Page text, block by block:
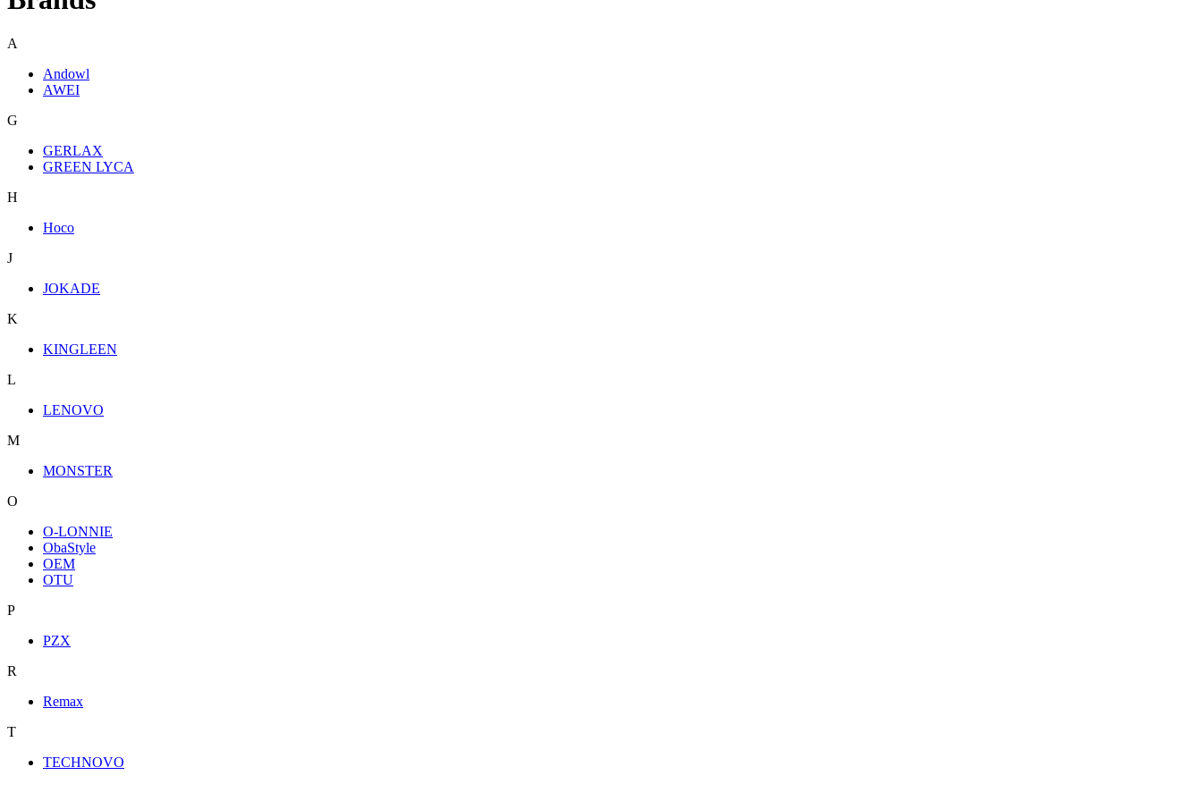
A
Andowl
AWEI
G
GERLAX
GREEN LYCA
H
Hoco
J
JOKADE
K
KINGLEEN
L
LENOVO
M
MONSTER
O
O-LONNIE
ObaStyle
OEM
OTU
P
PZX
R
Remax
T
TECHNOVO